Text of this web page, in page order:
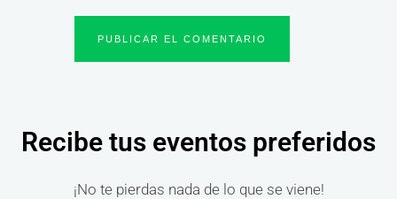
Recibe tus eventos preferidos
¡No te pierdas nada de lo que se viene!